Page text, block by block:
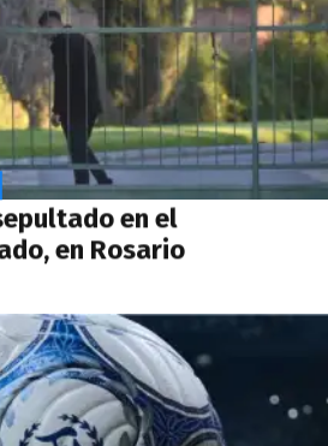
en el
en Rosario